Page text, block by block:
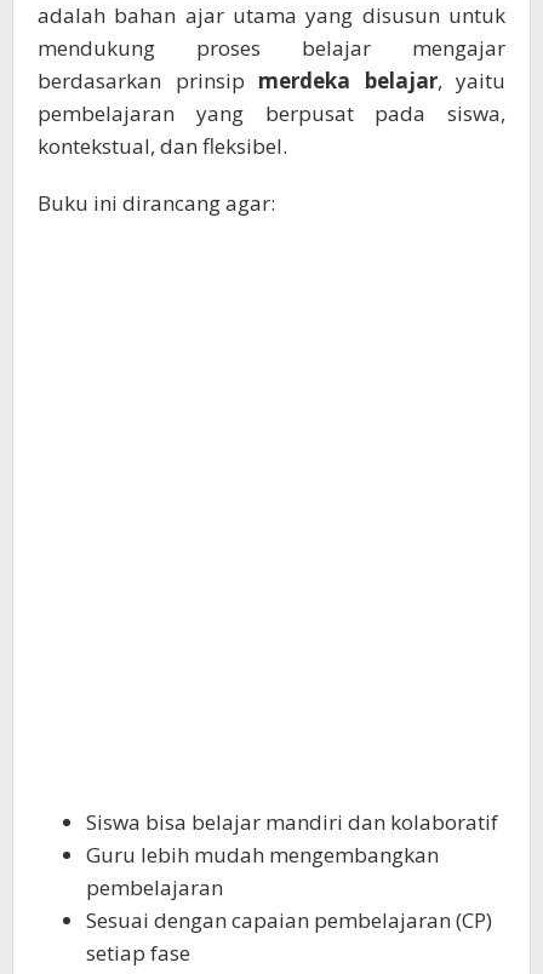
adalah bahan ajar utama yang disusun untuk
mendukung proses belajar mengajar
berdasarkan prinsip merdeka belajar, yaitu
pembelajaran yang berpusat pada siswa,
kontekstual, dan fleksibel.
Buku ini dirancang agar:
Siswa bisa belajar mandiri dan kolaboratif
Guru lebih mudah mengembangkan
pembelajaran
Sesuai dengan capaian pembelajaran (CP)
setiap fase